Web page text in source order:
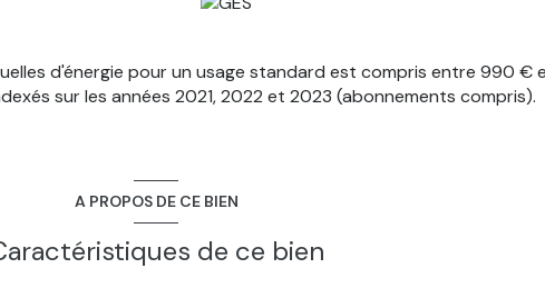
d'énergie pour un usage standard est compris entre 990 €
sur les années 2021, 2022 et 2023 (abonnements compris).
A PROPOS DE CE BIEN
de ce bien